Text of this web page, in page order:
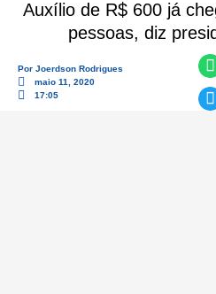
Auxílio de R$ 600 já
pessoas, diz
Por Joerdson Rodrigues
maio 11, 2020
17:05